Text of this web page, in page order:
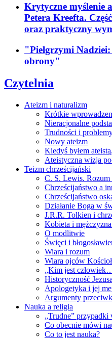
Krytyczne myślenie
Petera Kreefta.
oraz praktyczny
"Pielgrzymi
obrony"
Czytelnia
Ateizm i naturalizm
Krótkie
Nieracjonalne
Trudności i
Nowy ateizm
Kiedyś byłem
Ateistyczna wizja
Teizm chrześcijański
C. S. Lewis. Rozum
Chrześcijaństwo a
Chrześcijaństwo
Działanie Boga w
J.R.R. Tolkien i
Kobieta i
O modlitwie
Święci i
Wiara i rozum
Wiara ojców
„Kim jest
Historyczność
Apologetyka i jej
Argumenty
Nauka a religia
„Trudne”
Co obecnie mówi
Co to jest nauka?